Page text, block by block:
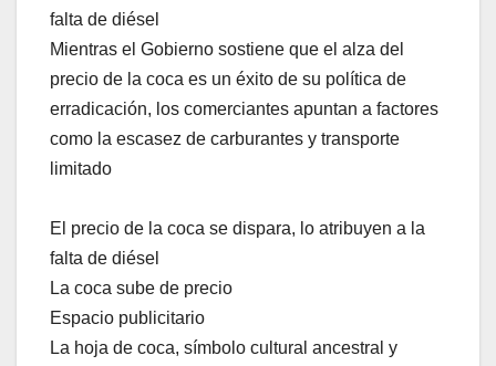
falta de diésel
Mientras el Gobierno sostiene que el alza del
precio de la coca es un éxito de su política de
erradicación, los comerciantes apuntan a factores
como la escasez de carburantes y transporte
limitado
El precio de la coca se dispara, lo atribuyen a la
falta de diésel
La coca sube de precio
Espacio publicitario
La hoja de coca, símbolo cultural ancestral y